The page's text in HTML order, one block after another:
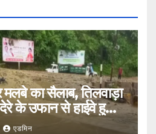
मलबे का सैलाब, तिलवाड़ा
के उफान से हाईवे हुआ
एडमिन